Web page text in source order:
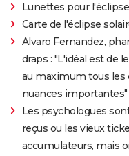
Lunettes pour l'éclipse
Carte de l'éclipse
Alvaro Fernandez,
draps : "L'idéal est de
au maximum tous les
nuances importantes"
Les psychologues
reçus ou les vieux
accumulateurs, mais